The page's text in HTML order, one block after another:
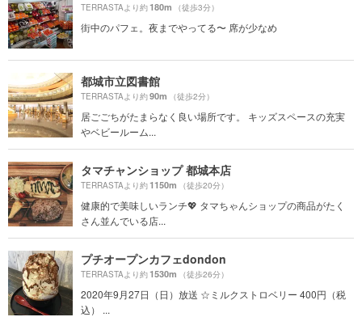
TERRASTAより約180m （徒歩3分）
街中のパフェ。夜までやってる〜 席が少なめ
都城市立図書館
TERRASTAより約90m （徒歩2分）
居ごごちがたまらなく良い場所です。 キッズスペースの充実
やベビールーム...
タマチャンショップ 都城本店
TERRASTAより約1150m （徒歩20分）
健康的で美味しいランチ💖 タマちゃんショップの商品がたく
さん並んでいる店...
プチオープンカフェdondon
TERRASTAより約1530m （徒歩26分）
2020年9月27日（日）放送 ☆ミルクストロベリー 400円（税
込） ...